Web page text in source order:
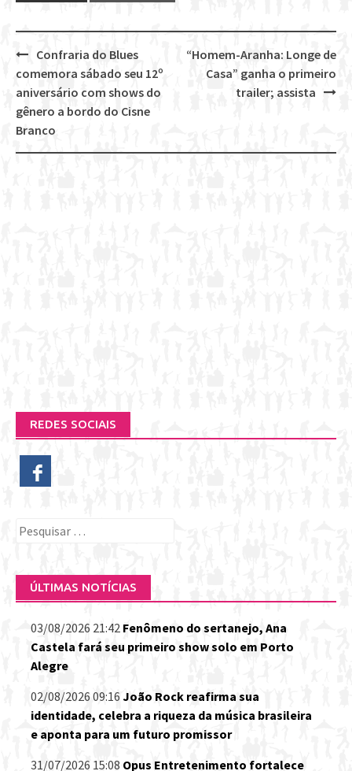
Post
navigation
“Homem-Aranha: Longe de
Casa” ganha o primeiro
trailer; assista
Confraria do Blues
comemora sábado seu 12º
aniversário com shows do
gênero a bordo do Cisne
Branco
REDES SOCIAIS
Pesquisar
ÚLTIMAS NOTÍCIAS
03/08/2026 21:42 Fenômeno do sertanejo, Ana
Castela fará seu primeiro show solo em Porto
Alegre
02/08/2026 09:16 João Rock reafirma sua
identidade, celebra a riqueza da música brasileira
e aponta para um futuro promissor
31/07/2026 15:08 Opus Entretenimento fortalece